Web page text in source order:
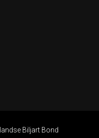
Biljart Bond